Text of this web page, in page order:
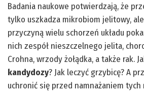
Badania naukowe potwierdzają, że
tylko uszkadza mikrobiom jelitowy,
przyczyną wielu schorzeń układu
nich zespół nieszczelnego jelita,
Crohna, wrzody żołądka, a także rak.
kandydozy? Jak leczyć grzybicę? A
uchronić się przed namnażaniem